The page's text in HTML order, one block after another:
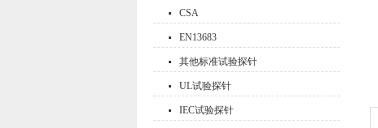
CSA
EN13683
其他标准试验探针
UL试验探针
IEC试验探针